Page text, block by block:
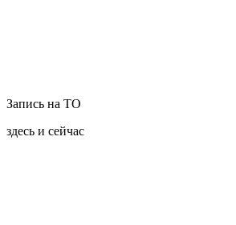
Запись на ТО
здесь и сейчас